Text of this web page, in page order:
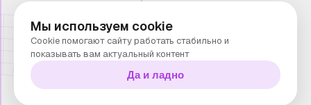
Смс рассылка 2026 ©
Запрещено копирование материалов сайта без
письменного разрешения ООО "Таргет Телеком"
Политика конфиденциальности
Мы используем cookie
Cookie помогают сайту работать стабильно и
показывать вам актуальный контент
Да и ладно